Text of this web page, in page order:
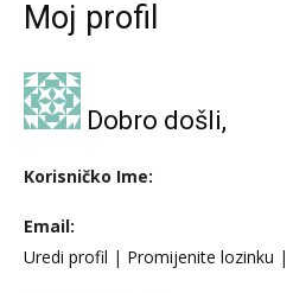
Moj profil
Dobro došli,
Korisničko Ime:
Email:
Uredi profil | Promijenite lozinku |